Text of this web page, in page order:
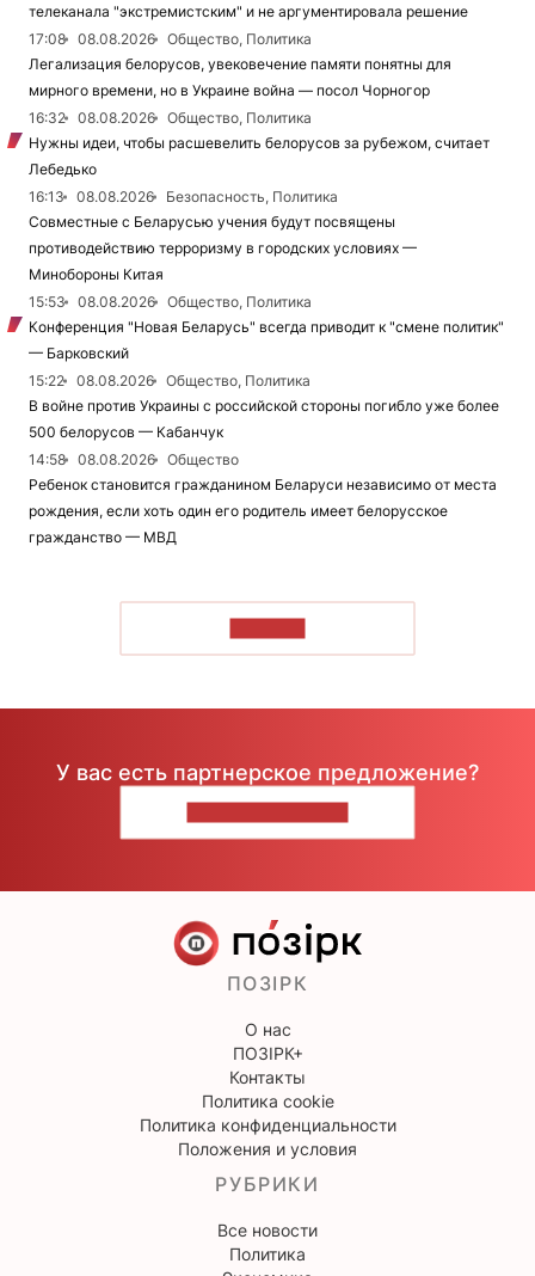
телеканала "экстремистским" и не аргументировала решение
17:08
08.08.2026
Общество, Политика
Легализация белорусов, увековечение памяти понятны для
мирного времени, но в Украине война — посол Чорногор
16:32
08.08.2026
Общество, Политика
Нужны идеи, чтобы расшевелить белорусов за рубежом, считает
Лебедько
16:13
08.08.2026
Безопасность, Политика
Совместные с Беларусью учения будут посвящены
противодействию терроризму в городских условиях —
Минобороны Китая
15:53
08.08.2026
Общество, Политика
Конференция "Новая Беларусь" всегда приводит к "смене политик"
— Барковский
15:22
08.08.2026
Общество, Политика
В войне против Украины с российской стороны погибло уже более
500 белорусов — Кабанчук
14:58
08.08.2026
Общество
Ребенок становится гражданином Беларуси независимо от места
рождения, если хоть один его родитель имеет белорусское
гражданство — МВД
У вас есть партнерское предложение?
ПОЗІРК
О нас
ПОЗІРК+
Контакты
Политика cookie
Политика конфиденциальности
Положения и условия
РУБРИКИ
Все новости
Политика